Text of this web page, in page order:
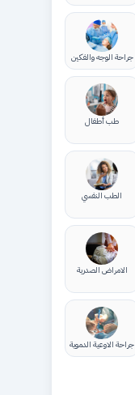
جراحة الوجه والفكين
طب أطفال
الطب النفسي
الامراض الصدرية
جراحة الاوعية الدموية